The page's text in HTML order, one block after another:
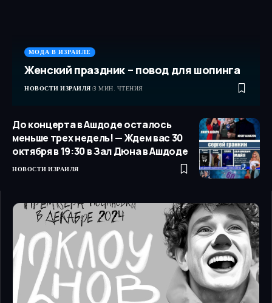
МОДА В ИЗРАИЛЕ
Женский праздник – повод для шопинга
НОВОСТИ ИЗРАИЛЯ 3 МИН. ЧТЕНИЯ
До концерта в Ашдоде осталось
меньше трех недель! — Ждем вас 30
октября в 19:30 в Зал Дюна в Ашдоде
НОВОСТИ ИЗРАИЛЯ